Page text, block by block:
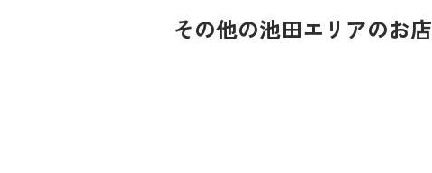
その他の池田エリアのお店